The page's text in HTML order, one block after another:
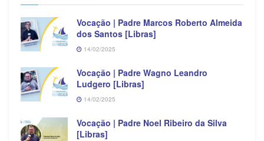
Vocação | Padre Marcos Roberto Almeida
dos Santos [Libras]
14/02/2025
Vocação | Padre Wagno Leandro
Ludgero [Libras]
14/02/2025
Vocação | Padre Noel Ribeiro da Silva
[Libras]